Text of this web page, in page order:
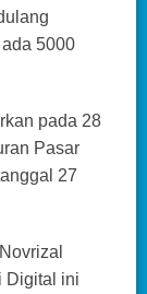
5000
pada 28
Pasar
27
Digital ini